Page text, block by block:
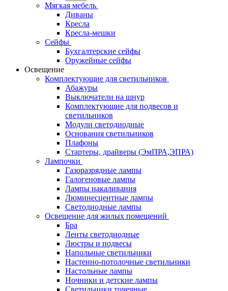
Мягкая мебель
Диваны
Кресла
Кресла-мешки
Сейфы
Бухгалтерские сейфы
Оружейные сейфы
Освещение
Комплектующие для светильников
Абажуры
Выключатели на шнур
Комплектующие для подвесов и
светильников
Модули светодиодные
Основания светильников
Плафоны
Стартеры, драйверы (ЭмПРА,ЭПРА)
Лампочки
Газоразрядные лампы
Галогеновые лампы
Лампы накаливания
Люминесцентные лампы
Светодиодные лампы
Освещение для жилых помещений
Бра
Ленты светодиодные
Люстры и подвесы
Напольные светильники
Настенно-потолочные светильники
Настольные лампы
Ночники и детские лампы
Светильники точечные